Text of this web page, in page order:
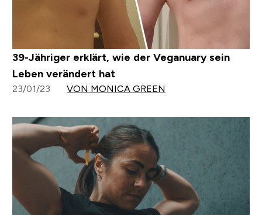
39-Jähriger erklärt, wie der Veganuary sein
Leben verändert hat
23/01/23 VON MONICA GREEN